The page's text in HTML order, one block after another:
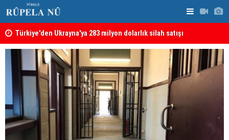
Türkiye'den Ukrayna'ya 283 milyon dolarlık silah satışı
Hürmüz Boğazı krizi: İran ABD'den tazminat istiyor